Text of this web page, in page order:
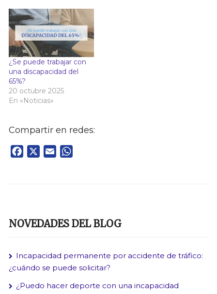
¿Se puede trabajar con
una discapacidad del
65%?
20 octubre 2025
En «Noticias»
Compartir en redes:
Facebook Email
NOVEDADES DEL BLOG
Incapacidad permanente por accidente de tráfico:
¿cuándo se puede solicitar?
¿Puedo hacer deporte con una incapacidad